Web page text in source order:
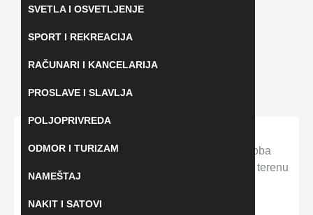
SVETLA I OSVETLJENJE
SPORT I REKREACIJA
RAČUNARI I KANCELARIJA
PROSLAVE I SLAVLJA
POLJOPRIVREDA
ODMOR I TURIZAM
NAMEŠTAJ
NAKIT I SATOVI
Odjeknula eksplozija u zgradi, najmanje 10 osoba
povređeno: Ekipe Hitne pomoći i vatrogasci na terenu